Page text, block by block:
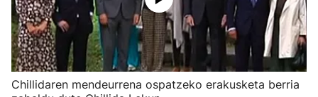
Chillidaren mendeurrena ospatzeko erakusketa berria